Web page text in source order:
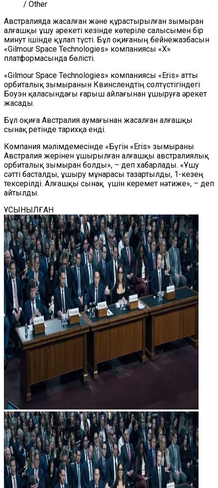
/ Other
Австралияда жасалған және құрастырылған зымыран
алғашқы ұшу әрекеті кезінде көтеріле салысымен бір
минут ішінде құлап түсті. Бұл оқиғаның бейнежазбасын
«Gilmour Space Technologies» компаниясы «X»
платформасында бөлісті.
«Gilmour Space Technologies» компаниясы «Eris» атты
орбиталық зымыранын Квинслендтің солтүстігіндегі
Боуэн қаласындағы ғарыш айлағынан ұшыруға әрекет
жасады.
Бұл оқиға Австралия аумағынан жасалған алғашқы
сынақ ретінде тарихқа енді.
Компания мәлімдемесінде «Бүгін «Eris» зымыраны
Австралия жерінен ұшырылған алғашқы австралиялық
орбиталық зымыран болды», – деп хабарлады. «Ұшу
сәтті басталды, ұшыру мұнарасы тазартылды, 1-кезең
тексерілді. Алғашқы сынақ үшін керемет нәтиже», – деп
айтылды.
ҰСЫНЫЛҒАН